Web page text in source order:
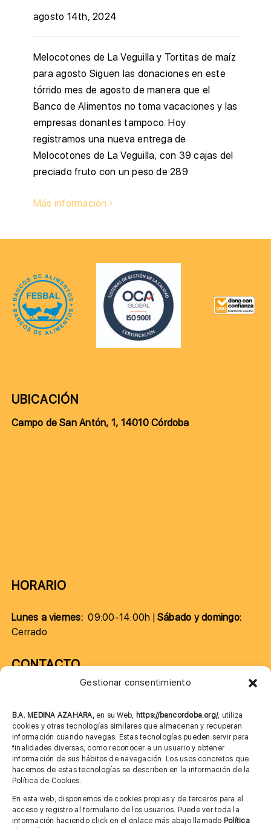
Gestionar consentimiento
B.A. MEDINA AZAHARA, en su Web, https://bancordoba.org/, utiliza
cookies y otras tecnologías similares que almacenan y recuperan
información cuando navegas. Estas tecnologías pueden servir para
finalidades diversas, como reconocer a un usuario y obtener
información de sus hábitos de navegación. Los usos concretos que
hacemos de estas tecnologías se describen en la información de la
Política de Cookies.
En esta web, disponemos de cookies propias y de terceros para el
acceso y registro al formulario de los usuarios. Puede ver toda la
información haciendo click en el enlace más abajo llamado Política
agosto 14th, 2024
Melocotones de La Veguilla y Tortitas de maíz
para agosto Siguen las donaciones en este
tórrido mes de agosto de manera que el
Banco de Alimentos no toma vacaciones y las
empresas donantes tampoco. Hoy
registramos una nueva entrega de
Melocotones de La Veguilla, con 39 cajas del
preciado fruto con un peso de 289
Más información
UBICACIÓN
Campo de San Antón, 1, 14010 Córdoba
HORARIO
Lunes a viernes:09:00-14:00h |Sábado y domingo:
Cerrado
CONTACTO
685 901 226
MÁS INFORMACIÓN
Aviso legal